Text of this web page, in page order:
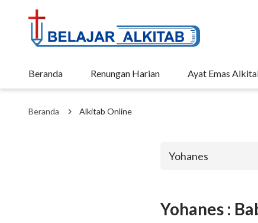
Beranda Renungan Harian Ayat Emas
Beranda Alkitab Online
Yohanes
Perjanjian
Yohanes :